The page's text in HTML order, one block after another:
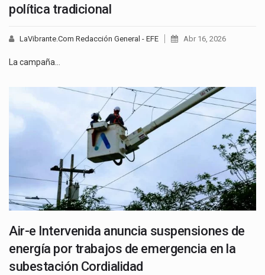
política tradicional
LaVibrante.Com Redacción General - EFE Abr 16, 2026
La campaña…
Air-e Intervenida anuncia suspensiones de
energía por trabajos de emergencia en la
subestación Cordialidad